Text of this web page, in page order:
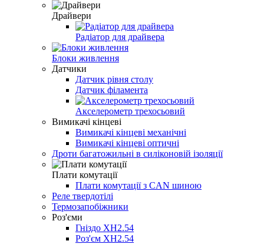
Драйвери
Радіатор для драйвера
Блоки живлення
Датчики
Датчик рівня столу
Датчик філамента
Акселерометр трехосьовий
Вимикачі кінцеві
Вимикачі кінцеві механічні
Вимикачі кінцеві оптичні
Дроти багатожильні в силіконовій ізоляції
Плати комутації
Плати комутації з CAN шиною
Реле твердотілі
Термозапобіжники
Роз'єми
Гніздо XH2.54
Роз'єм XH2.54